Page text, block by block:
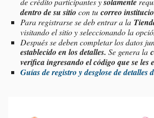
dentro de su sitio con tu correo
Para registrarse se deb entrar a la
visitando el sitio y seleccionando la
Después se deben completar los datos
establecido en los detalles. Se genera la
verifica ingresando el código que se les
Guías de registro y desglose de detalles